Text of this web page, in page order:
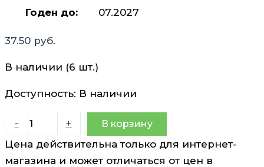
Годен до:
07.2027
37.50 руб.
В наличии (6 шт.)
Доступность: В наличии
-
Количество
товара
Бак-
+ В корзину
Цена действительна только для интернет-
магазина и может отличаться от цен в